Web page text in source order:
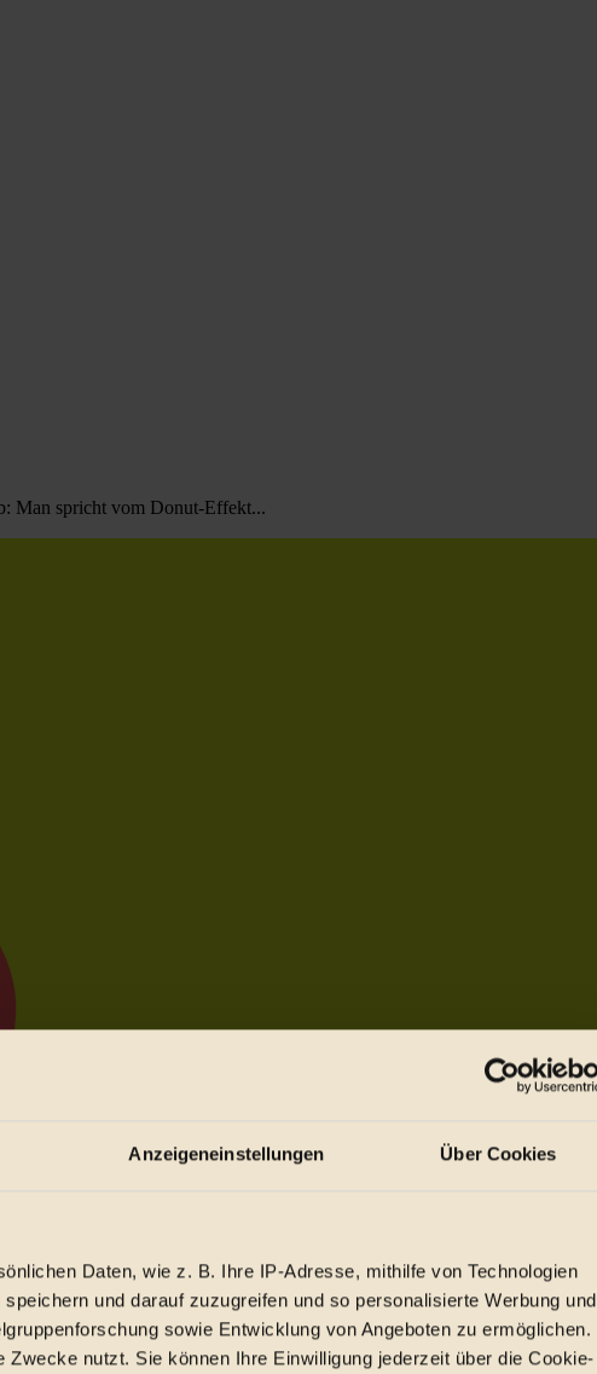
Anzeigeneinstellungen Über Cookies
Daten, wie z. B. Ihre IP-Adresse, mithilfe von Technologien
und darauf zuzugreifen und so personalisierte Werbung und
sowie Entwicklung von Angeboten zu ermöglichen.
nutzt. Sie können Ihre Einwilligung jederzeit über die Cookie-
Man spricht vom Donut-Effekt...